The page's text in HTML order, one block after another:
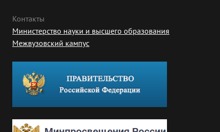
Контакты
Министерство науки и высшего образования
Межвузовский кампус